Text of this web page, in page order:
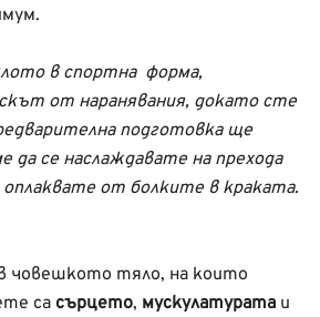
в спортна форма,
от наранявания, докато сте
подготовка ще
да се наслаждавате на прехода
оплаквате от болките в краката.
човешкото тяло, на които
са сърцето, мускулатурата и